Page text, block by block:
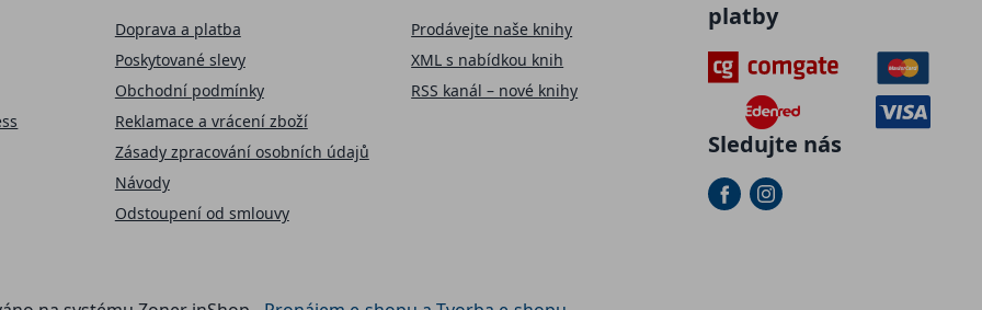
Doprava a platba
Poskytované slevy
Obchodní podmínky
Reklamace a vrácení zboží
Zásady zpracování osobních údajů
Návody
Odstoupení od smlouvy
Prodávejte naše knihy
XML s nabídkou knih
RSS kanál – nové knihy
platby
Sledujte nás